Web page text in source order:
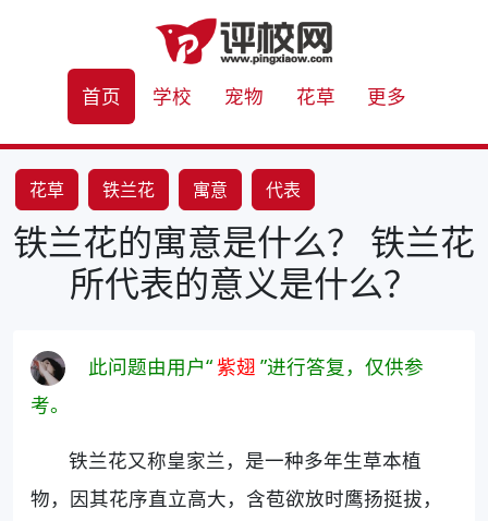
首页 学校 宠物 花草 更多
花草 铁兰花 寓意 代表
铁兰花的寓意是什么？ 铁兰花
所代表的意义是什么？
此问题由用户“紫翅 ”进行答复，仅供参
考。
铁兰花又称皇家兰，是一种多年生草本植
物，因其花序直立高大，含苞欲放时鹰扬挺拔，